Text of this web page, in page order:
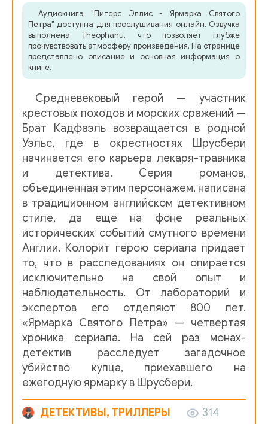
06_Glava_1-06
07_Glava_1-07
08_Glava_1-08
10_Glava_1-10
11_Glava_1-11
12_Glava_1-12
13_Glava_2-1
14_Glava_2-2
15_Glava_2-3
16_Glava_2-4
18_Glava_2-6
19_Glava_2-7
20_Glava_2-8
21_Glava_2-9
22_Glava_3-1
23_Glava_3-2
Аудиокнига "Питерс Эллис - Ярмарка Святого
Петра" доступна для прослушивания онлайн. Озвучка
выполнена Theophanu, что позволяет глубже
прочувствовать атмосферу произведения. На странице
представлено описание и основная информация о
книге.
Средневековый герой — участник
крестовых походов и морских сражений —
Брат Кадфаэль возвращается в родной
Уэльс, где в окрестностях Шрусбери
начинается его карьера лекаря-травника
и детектива. Серия романов,
объединенная этим персонажем, написана
в традиционном английском детективном
стиле, да еще на фоне реальных
исторических событий смутного времени
Англии. Колорит герою сериала придает
то, что в расследованиях он опирается
исключительно на свой опыт и
наблюдательность. От лабораторий и
экспертов его отделяют 800 лет.
«Ярмарка Святого Петра» — четвертая
хроника сериала. На сей раз монах-
детектив расследует загадочное
убийство купца, приехавшего на
ежегодную ярмарку в Шрусбери.
ДЕТЕКТИВЫ, ТРИЛЛЕРЫ 314